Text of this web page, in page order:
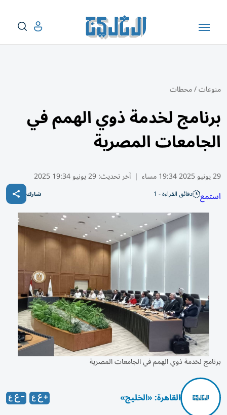
منوعات/محطات
برنامج لخدمة ذوي الهمم في
الجامعات المصرية
29 يونيو 2025 19:34 مساء | آخر تحديث:29 يونيو 19:34 2025
استمع دقائق القراءة - 1 شارك
برنامج لخدمة ذوي الهمم في الجامعات المصرية
القاهرة: «الخليج»